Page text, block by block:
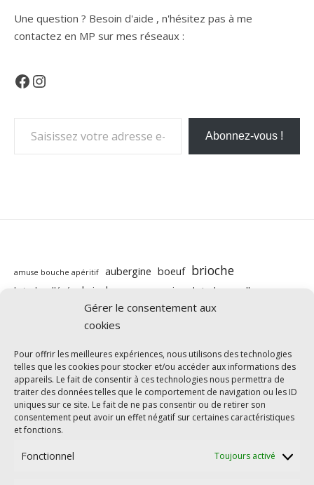
Gérer le consentement aux
cookies
Pour offrir les meilleures expériences, nous utilisons des technologies
telles que les cookies pour stocker et/ou accéder aux informations des
appareils. Le fait de consentir à ces technologies nous permettra de
traiter des données telles que le comportement de navigation ou les ID
uniques sur ce site. Le fait de ne pas consentir ou de retirer son
consentement peut avoir un effet négatif sur certaines caractéristiques
et fonctions.
Fonctionnel Toujours activé
Une question ? Besoin d'aide , n'hésitez pas à me
contactez en MP sur mes réseaux :
Facebook
Instagram
Abonnez-vous !
amuse bouche apéritif aubergine boeuf brioche
brioche allégée brioche au companion brioche moelleuse
cabillaud cannelle caramel beurre salé
chorizo
cookeo cookie cookies courge courgette courgettes
crevettes fraises goûter halloween healthy IG bas light
légumes mascarpone nutella pizza poisson poivron
pomme pomme de terre Pommes poulet ricotta
rééquilibrage alimentaire saumon tarte salée